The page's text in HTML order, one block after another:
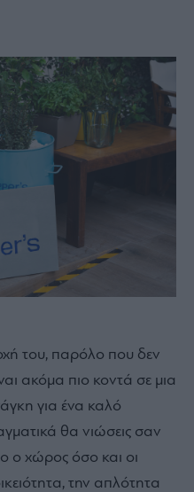
του, παρόλο που δεν
ακόμα πιο κοντά σε μια
για ένα καλό
θα νιώσεις σαν
ο χώρος όσο και οι
την απλότητα